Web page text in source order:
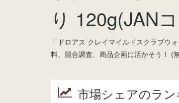
り 120g(JAN
「ドロアス クレイマイルドスクラブウ
料、競合調査、商品企画に活かそう！ (
市場シェアのラ